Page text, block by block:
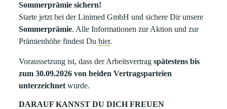
Sommerprämie sichern!
Starte jetzt bei der Linimed GmbH und sichere Dir unsere
Sommerprämie. Alle Informationen zur Aktion und zur
Prämienhöhe findest Duhier.
Voraussetzung ist, dass der Arbeitsvertragspätestens bis
zum 30.09.2026 von beiden Vertragsparteien
unterzeichnet wurde.
DARAUF KANNST DU DICH FREUEN